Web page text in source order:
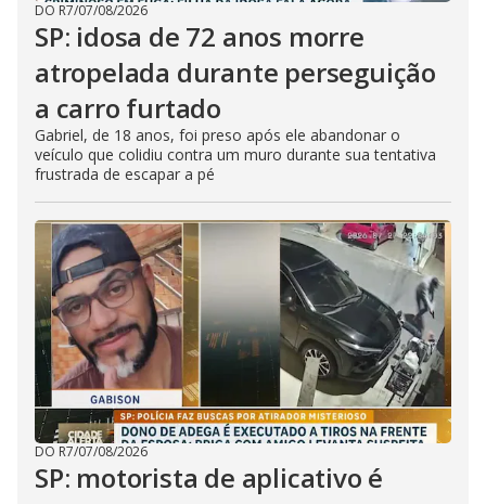
DO R7/07/08/2026
SP: idosa de 72 anos morre
atropelada durante perseguição
a carro furtado
Gabriel, de 18 anos, foi preso após ele abandonar o
veículo que colidiu contra um muro durante sua tentativa
frustrada de escapar a pé
DO R7/07/08/2026
SP: motorista de aplicativo é